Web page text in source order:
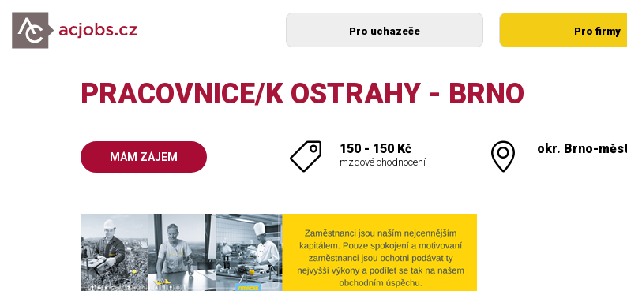
Pro uchazeče Pro firmy
PRACOVNICE/K OSTRAHY - BRNO
MÁM ZÁJEM
150 - 150 Kč
mzdové ohodnocení
okr. Brno-